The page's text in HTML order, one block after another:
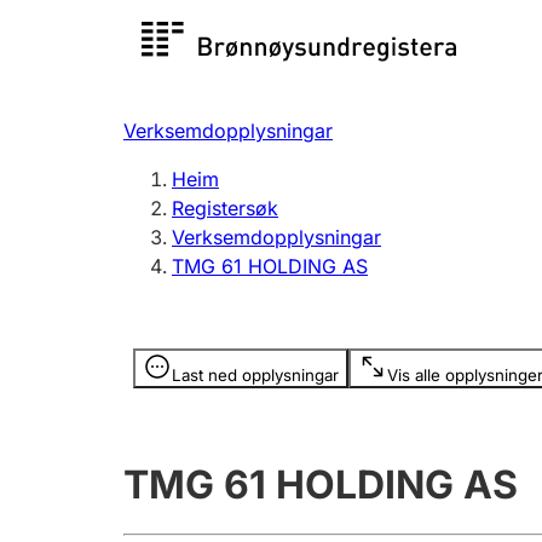
Registersøk
Registrere, endre, slette
Verksemdopplysningar
Heim
Registersøk
Verksemdopplysningar
TMG 61 HOLDING AS
Last ned opplysningar Vis alle opplysninger
Opplysninger er skjult
TMG 61 HOLDING AS